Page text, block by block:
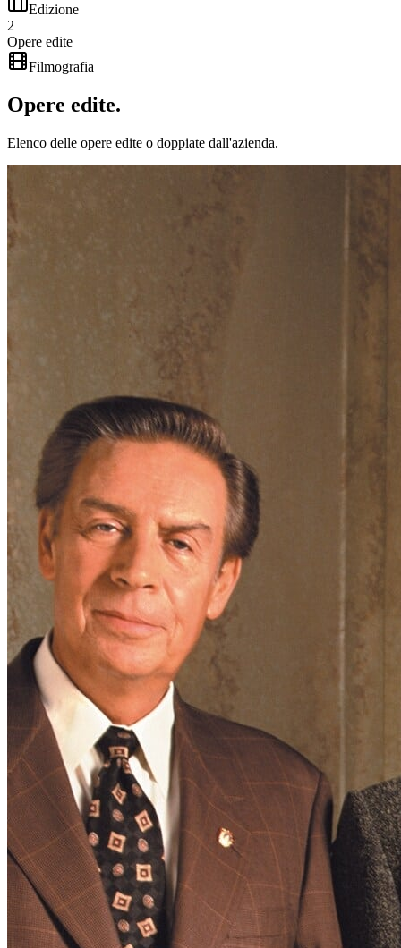
Edizione
2
Opere edite
Filmografia
Opere edite.
Elenco delle opere edite o doppiate dall'azienda.